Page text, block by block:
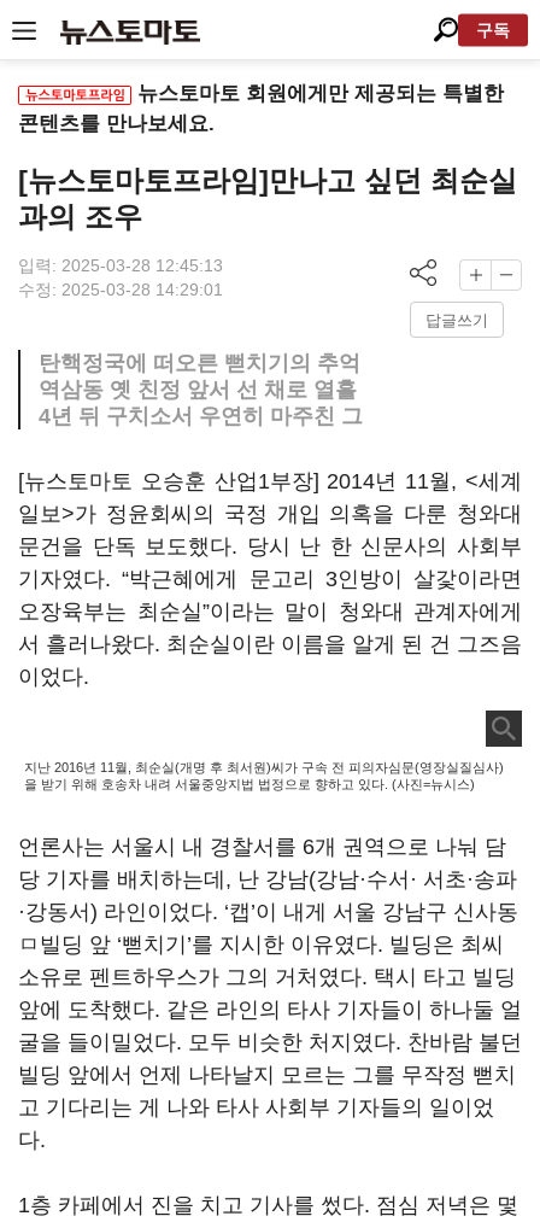
구독
뉴스토마토 회원에게만 제공되는 특별한
콘텐츠를 만나보세요.
[뉴스토마토프라임]만나고 싶던 최순실
과의 조우
입력: 2025-03-28 12:45:13
수정: 2025-03-28 14:29:01
답글쓰기
탄핵정국에 떠오른 뻗치기의 추억
역삼동 옛 친정 앞서 선 채로 열흘
4년 뒤 구치소서 우연히 마주친 그
[뉴스토마토 오승훈 산업1부장] 2014년 11월, <세계
일보>가 정윤회씨의 국정 개입 의혹을 다룬 청와대
문건을 단독 보도했다. 당시 난 한 신문사의 사회부
기자였다. “박근혜에게 문고리 3인방이 살갗이라면
오장육부는 최순실”이라는 말이 청와대 관계자에게
서 흘러나왔다. 최순실이란 이름을 알게 된 건 그즈음
이었다.
지난 2016년 11월, 최순실(개명 후 최서원)씨가 구속 전 피의자심문(영장실질심사)
을 받기 위해 호송차 내려 서울중앙지법 법정으로 향하고 있다. (사진=뉴시스)
언론사는 서울시 내 경찰서를 6개 권역으로 나눠 담
당 기자를 배치하는데, 난 강남(강남·수서· 서초·송파
·강동서) 라인이었다. ‘캡’이 내게 서울 강남구 신사동
ㅁ빌딩 앞 ‘뻗치기’를 지시한 이유였다. 빌딩은 최씨
소유로 펜트하우스가 그의 거처였다. 택시 타고 빌딩
앞에 도착했다. 같은 라인의 타사 기자들이 하나둘 얼
굴을 들이밀었다. 모두 비슷한 처지였다. 찬바람 불던
빌딩 앞에서 언제 나타날지 모르는 그를 무작정 뻗치
고 기다리는 게 나와 타사 사회부 기자들의 일이었
다.
1층 카페에서 진을 치고 기사를 썼다. 점심 저녁은 몇